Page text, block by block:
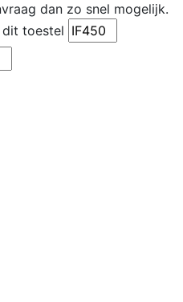
dan zo snel mogelijk.
toestel